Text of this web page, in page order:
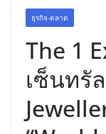
ธุรกิจ-ตลาด
The 1
เซ็นทรั